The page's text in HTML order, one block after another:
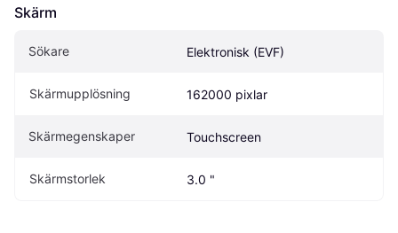
Skärm
Sökare Elektronisk (EVF)
Skärmupplösning 162000 pixlar
Skärmegenskaper Touchscreen
Skärmstorlek 3.0 "